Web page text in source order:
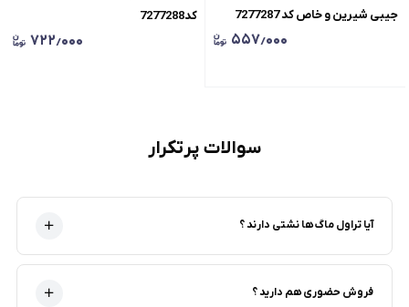
جیبی شیرین و خاص کد 7277287
۵۵۷٫۰۰۰
کد7277288
۷۲۲٫۰۰۰
سوالات پرتکرار
آیا تراول ماگ ها نشتی دارند ؟
فروش حضوری هم دارید ؟